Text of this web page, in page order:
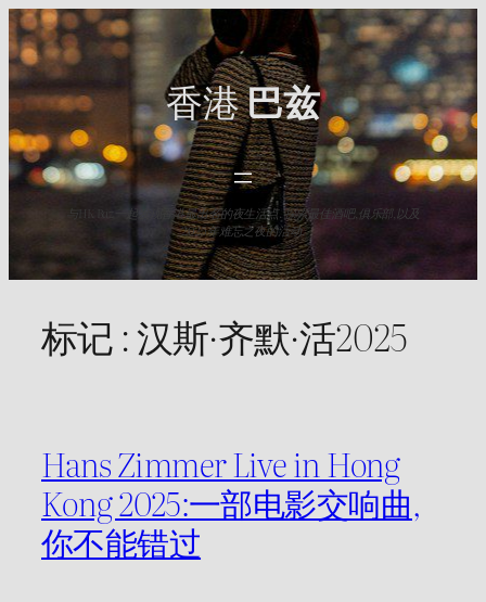
Skip
to
content
香港巴兹
与HK Baz一起发现香港最出名的夜生活点. 探索最佳酒吧,俱乐部,以及
2025年难忘之夜的活动.
标记 :汉斯·齐默·活2025
Hans Zimmer Live in Hong
Kong 2025:一部电影交响曲,
你不能错过